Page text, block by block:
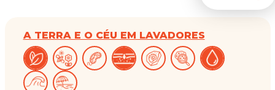
águas. Estes vestígios revelam como as alterações
populações litorais há cerca de 10 mil anos. Durante
o percurso, poderá ainda explorar a zona intertidal
da formação rochosa da Pedra da Foz, onde
habitam diversos organismos marinhos — como
A TERRA E O CÉU EM LAVADORES